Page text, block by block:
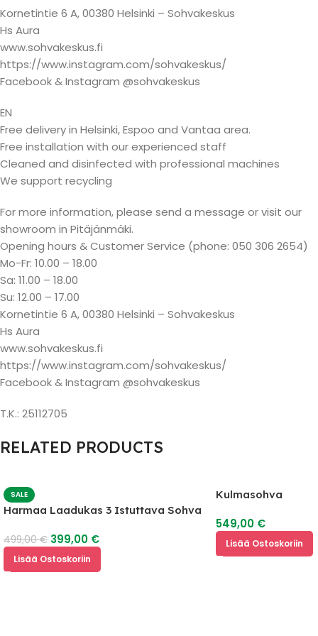
Kornetintie 6 A, 00380 Helsinki – Sohvakeskus
Hs Aura
www.sohvakeskus.fi
https://www.instagram.com/sohvakeskus/
Facebook & Instagram @sohvakeskus
EN
Free delivery in Helsinki, Espoo and Vantaa area.
Free installation with our experienced staff
Cleaned and disinfected with professional machines
We support recycling
For more information, please send a message or visit our
showroom in Pitäjänmäki.
Opening hours & Customer Service (phone: 050 306 2654)
Mo-Fr: 10.00 – 18.00
Sa: 11.00 – 18.00
Su: 12.00 – 17.00
Kornetintie 6 A, 00380 Helsinki – Sohvakeskus
Hs Aura
www.sohvakeskus.fi
https://www.instagram.com/sohvakeskus/
Facebook & Instagram @sohvakeskus
T.K.: 25112705
RELATED PRODUCTS
SALE
Harmaa Laadukas 3 Istuttava Sohva
499,00€ 399,00 €
Lisää Ostoskoriin
Kulmasohva
549,00 €
Lisää Ostoskoriin